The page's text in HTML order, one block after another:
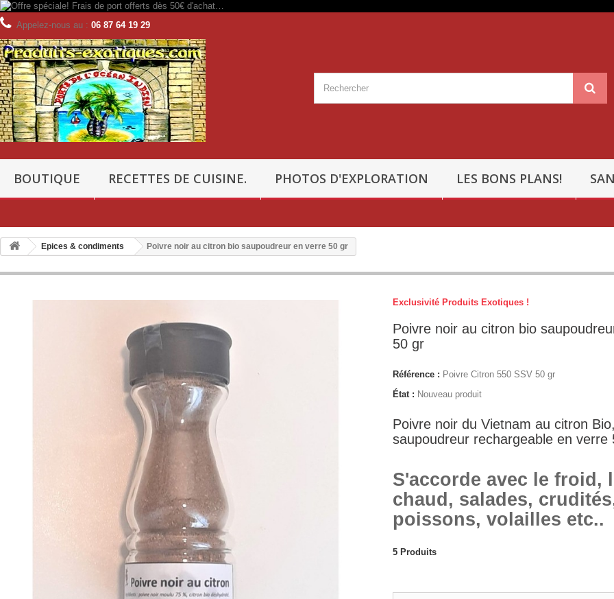
Appelez-nous au : 06 87 64 19 29
BOUTIQUE RECETTES DE CUISINE. PHOTOS D'EXPLORATION LES BONS PLANS!
Epices & condiments Poivre noir au citron bio saupoudreur en verre 50 gr
Exclusivité Produits Exotiques !
Poivre noir au citron bio
50 gr
Référence : Poivre Citron 550 SSV 50 gr
État : Nouveau produit
Poivre noir du Vietnam au citron
saupoudreur rechargeable en verre
S'accorde avec le froid,
chaud, salades,
poissons, volailles etc..
5 Produits